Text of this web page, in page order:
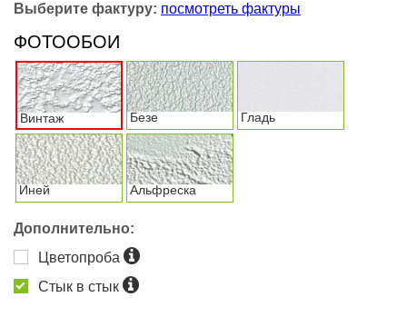
Выберите фактуру: посмотреть фактуры
ФОТООБОИ
Винтаж Безе Гладь
Иней Альфреска
Дополнительно:
Цветопроба
Стык в стык